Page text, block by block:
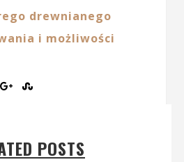
drewnianego
i możliwości
POSTS